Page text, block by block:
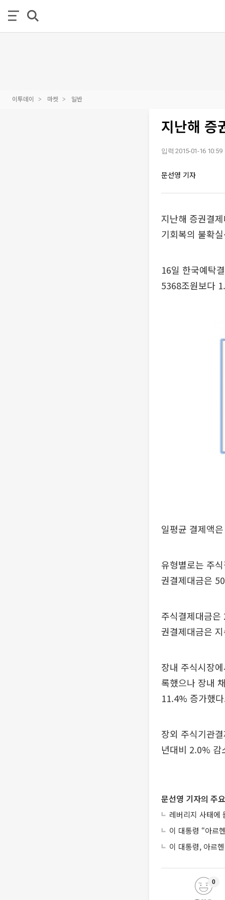
이투데이 마켓 일반
지난해
입력 2015-01-16 10:59
문선영 기자
지난해 증권결
기회복의 불확
16일 한국예탁
5368조원보다
일평균 결제액
유형별로는 주
권결제대금은
주식결제대금
권결제대금은
장내 주식시장
록했으나 장내
11.4% 증가했
장외 주식기관
년대비 2.0% 감
문선영 기자의 주
레버리지 사태에
이 대통령 “아르
이 대통령, 아르
0